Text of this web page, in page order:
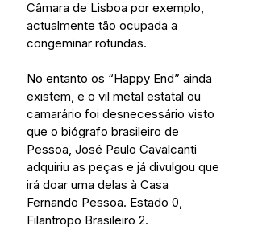
Câmara de Lisboa por exemplo,
actualmente tão ocupada a
congeminar rotundas.
No entanto os “Happy End” ainda
existem, e o vil metal estatal ou
camarário foi desnecessário visto
que o biógrafo brasileiro de
Pessoa, José Paulo Cavalcanti
adquiriu as peças e já divulgou que
irá doar uma delas à Casa
Fernando Pessoa. Estado 0,
Filantropo Brasileiro 2.